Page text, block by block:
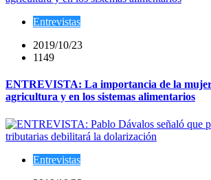
Entrevistas
2019/10/23
1149
ENTREVISTA: La importancia de la
agricultura y en los sistemas alimentarios
Entrevistas